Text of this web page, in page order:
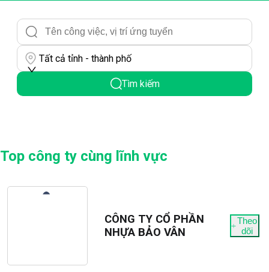
Tất cả tỉnh - thành phố
Tìm kiếm
Top công ty cùng lĩnh vực
CÔNG TY CỔ PHẦN
NHỰA BẢO VÂN
Theo
dõi